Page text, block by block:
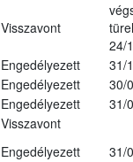
Visszavont
24/
Engedélyezett
31/
Engedélyezett
30/
Engedélyezett
31/
Visszavont
Engedélyezett 31/